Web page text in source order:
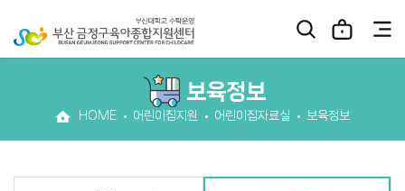
보육정보
HOME 어린이집지원 어린이집자료실 보육정보